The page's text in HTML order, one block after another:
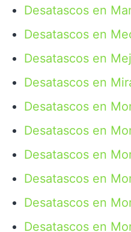
Desatascos en
Desatascos en
Desatascos en
Desatascos en
Desatascos en
Desatascos en
Desatascos en
Desatascos en
Desatascos en
Desatascos en